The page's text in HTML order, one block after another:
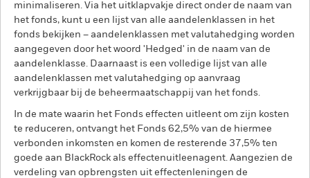
minimaliseren. Via het uitklapvakje direct onder de naam van
het fonds, kunt u een lijst van alle aandelenklassen in het
fonds bekijken – aandelenklassen met valutahedging worden
aangegeven door het woord 'Hedged' in de naam van de
aandelenklasse. Daarnaast is een volledige lijst van alle
aandelenklassen met valutahedging op aanvraag
verkrijgbaar bij de beheermaatschappij van het fonds.
In de mate waarin het Fonds effecten uitleent om zijn kosten
te reduceren, ontvangt het Fonds 62,5% van de hiermee
verbonden inkomsten en komen de resterende 37,5% ten
goede aan BlackRock als effectenuitleenagent. Aangezien de
verdeling van opbrengsten uit effectenleningen de